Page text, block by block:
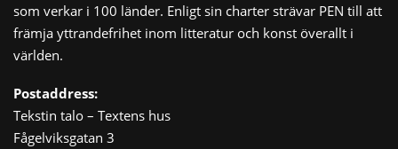
som verkar i 100 länder. Enligt sin charter strävar PEN till att
främja yttrandefrihet inom litteratur och konst överallt i
världen.
Postaddress:
Tekstin talo – Textens hus
Fågelviksgatan 3